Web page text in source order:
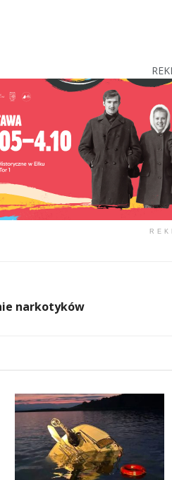
narkotyków